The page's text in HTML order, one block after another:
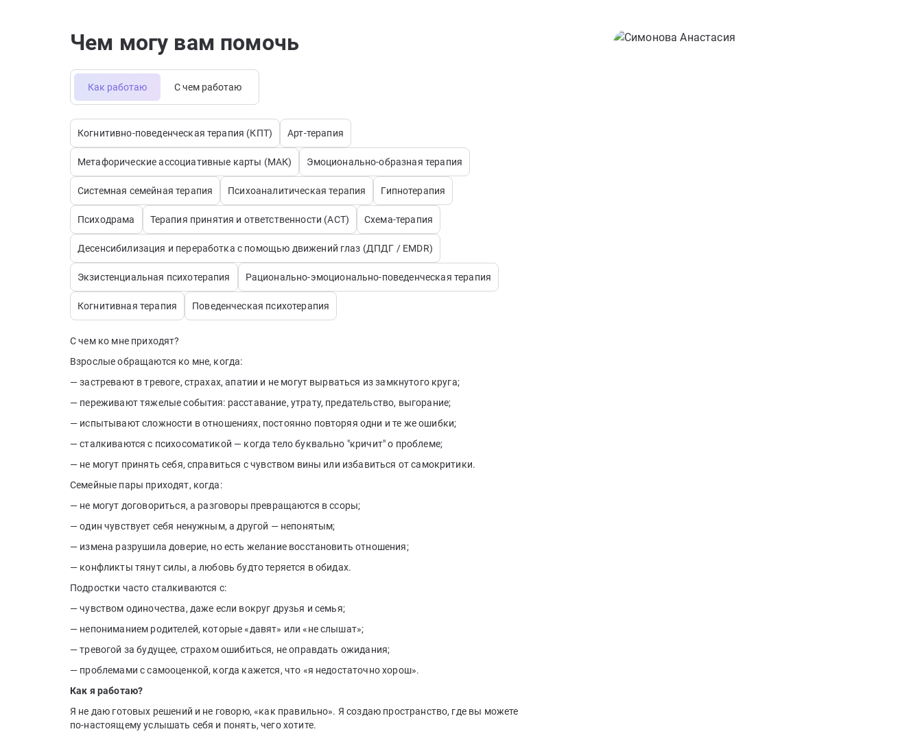
Чем могу вам помочь
Как работаю С чем работаю
Когнитивно-поведенческая терапия (КПТ) Арт-терапия
Метафорические ассоциативные карты (МАК) Эмоционально-образная терапия
Системная семейная терапия Психоаналитическая терапия Гипнотерапия
Психодрама Терапия принятия и ответственности (АСТ) Схема-терапия
Десенсибилизация и переработка с помощью движений глаз (ДПДГ / EMDR)
Экзистенциальная психотерапия Рационально-эмоционально-поведенческая терапия
Когнитивная терапия Поведенческая психотерапия
С чем ко мне приходят?
Взрослые обращаются ко мне, когда:
— застревают в тревоге, страхах, апатии и не могут вырваться из замкнутого круга;
— переживают тяжелые события: расставание, утрату, предательство, выгорание;
— испытывают сложности в отношениях, постоянно повторяя одни и те же ошибки;
— сталкиваются с психосоматикой — когда тело буквально "кричит" о проблеме;
— не могут принять себя, справиться с чувством вины или избавиться от самокритики.
Семейные пары приходят, когда:
— не могут договориться, а разговоры превращаются в ссоры;
— один чувствует себя ненужным, а другой — непонятым;
— измена разрушила доверие, но есть желание восстановить отношения;
— конфликты тянут силы, а любовь будто теряется в обидах.
Подростки часто сталкиваются с:
— чувством одиночества, даже если вокруг друзья и семья;
— непониманием родителей, которые «давят» или «не слышат»;
— тревогой за будущее, страхом ошибиться, не оправдать ожидания;
— проблемами с самооценкой, когда кажется, что «я недостаточно хорош».
Как я работаю?
Я не даю готовых решений и не говорю, «как правильно». Я создаю пространство, где вы можете
по-настоящему услышать себя и понять, чего хотите.